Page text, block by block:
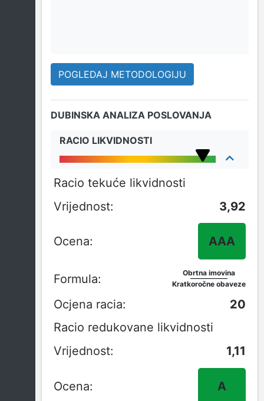
POGLEDAJ METODOLOGIJU
DUBINSKA ANALIZA POSLOVANJA
RACIO LIKVIDNOSTI
Racio tekuće likvidnosti
3,92
AAA
Obrtna imovina
Kratkoročne obaveze
20
Racio redukovane likvidnosti
1,11
A